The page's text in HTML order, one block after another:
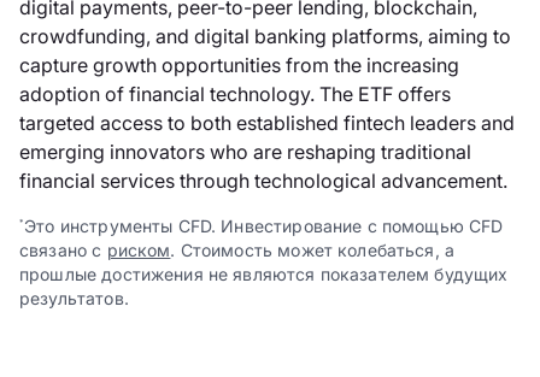
digital payments, peer-to-peer lending, blockchain,
crowdfunding, and digital banking platforms, aiming to
capture growth opportunities from the increasing
adoption of financial technology. The ETF offers
targeted access to both established fintech leaders and
emerging innovators who are reshaping traditional
financial services through technological advancement.
* Это инструменты CFD. Инвестирование с помощью CFD
связано с риском. Стоимость может колебаться, а
прошлые достижения не являются показателем будущих
результатов.